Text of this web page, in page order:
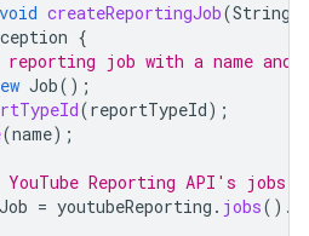
void createReportingJob(String
{
reporting job with a name
Job();
(reportTypeId);
(name);
Reporting API's
= youtubeReporting . jobs().